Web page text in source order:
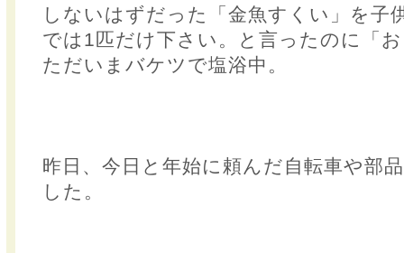
しないはずだった「金魚すくい」を子
では1匹だけ下さい。と言ったのに「
ただいまバケツで塩浴中。
昨日、今日と年始に頼んだ自転車や部
した。